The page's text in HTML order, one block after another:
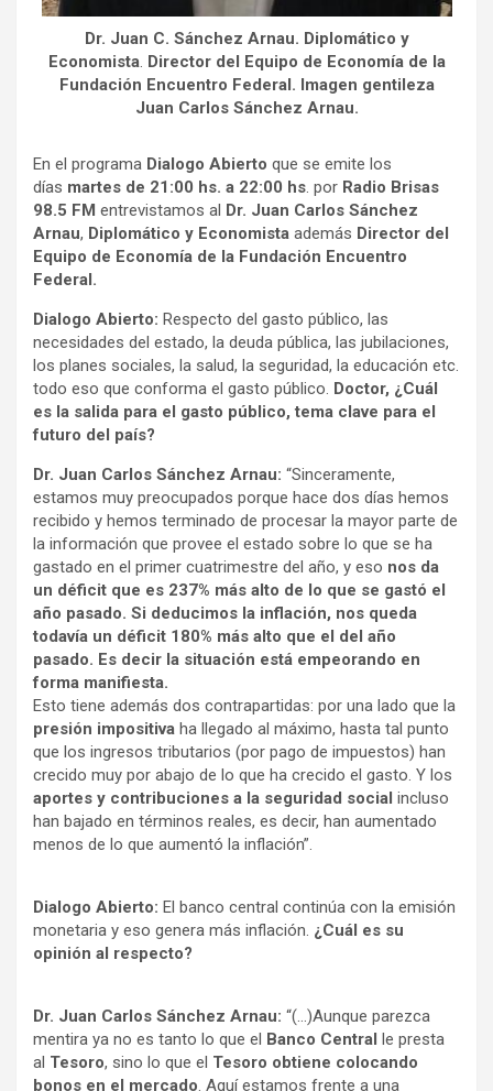
Dr. Juan C. Sánchez Arnau. Diplomático y
Economista. Director del Equipo de Economía de la
Fundación Encuentro Federal. Imagen gentileza
Juan Carlos Sánchez Arnau.
En el programa Dialogo Abierto que se emite los
días martes de 21:00 hs. a 22:00 hs. por Radio Brisas
98.5 FM entrevistamos al Dr. Juan Carlos Sánchez
Arnau, Diplomático y Economista además Director del
Equipo de Economía de la Fundación Encuentro
Federal.
Dialogo Abierto: Respecto del gasto público, las
necesidades del estado, la deuda pública, las jubilaciones,
los planes sociales, la salud, la seguridad, la educación etc.
todo eso que conforma el gasto público. Doctor, ¿Cuál
es la salida para el gasto público, tema clave para el
futuro del país?
Dr. Juan Carlos Sánchez Arnau: “Sinceramente,
estamos muy preocupados porque hace dos días hemos
recibido y hemos terminado de procesar la mayor parte de
la información que provee el estado sobre lo que se ha
gastado en el primer cuatrimestre del año, y eso nos da
un déficit que es 237% más alto de lo que se gastó el
año pasado. Si deducimos la inflación, nos queda
todavía un déficit 180% más alto que el del año
pasado. Es decir la situación está empeorando en
forma manifiesta.
Esto tiene además dos contrapartidas: por una lado que la
presión impositiva ha llegado al máximo, hasta tal punto
que los ingresos tributarios (por pago de impuestos) han
crecido muy por abajo de lo que ha crecido el gasto. Y los
aportes y contribuciones a la seguridad social incluso
han bajado en términos reales, es decir, han aumentado
menos de lo que aumentó la inflación”.
Dialogo Abierto: El banco central continúa con la emisión
monetaria y eso genera más inflación. ¿Cuál es su
opinión al respecto?
Dr. Juan Carlos Sánchez Arnau: “(…)Aunque parezca
mentira ya no es tanto lo que el Banco Central le presta
al Tesoro, sino lo que el Tesoro obtiene colocando
bonos en el mercado. Aquí estamos frente a una